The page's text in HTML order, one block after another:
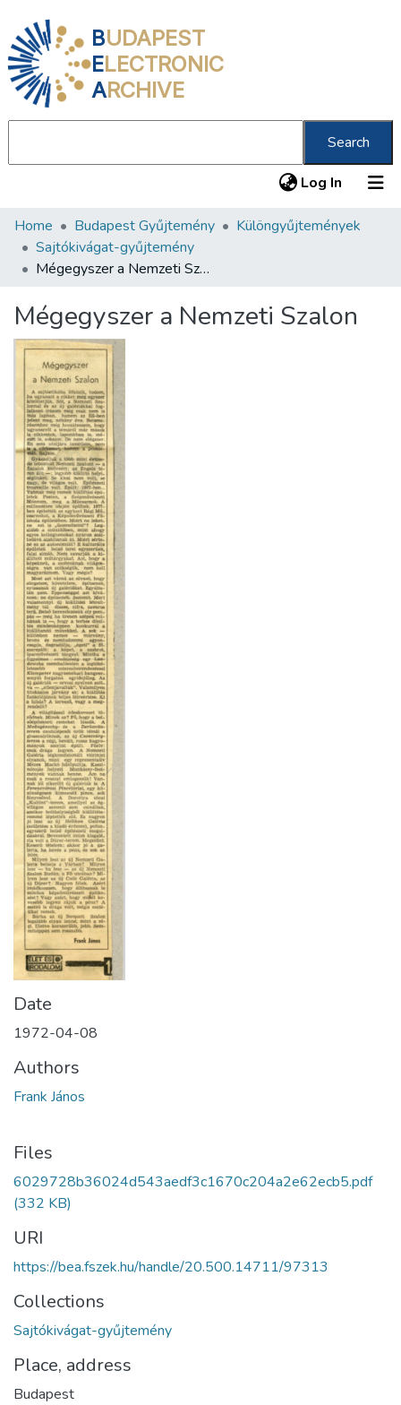
BUDAPEST
ELECTRONIC
ARCHIVE
Search
Log In (current)
Communities & Collections
All of DSpace
About us
Home Budapest Gyűjtemény
Különgyűjtemények
Sajtókivágat-gyűjtemény
Mégegyszer a Nemzeti Szalon
Mégegyszer a Nemzeti Szalon
Date
1972-04-08
Authors
Frank János
Files
6029728b36024d543aedf3c1670c204a2e62ecb5.pdf
(332 KB)
URI
https://bea.fszek.hu/handle/20.500.14711/97313
Collections
Sajtókivágat-gyűjtemény
Place, address
Budapest